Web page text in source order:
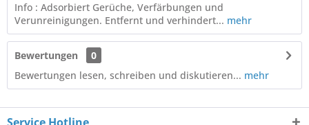
Info : Adsorbiert Gerüche, Verfärbungen und
Verunreinigungen. Entfernt und verhindert... mehr
Bewertungen
0
Bewertungen lesen, schreiben und diskutieren... mehr